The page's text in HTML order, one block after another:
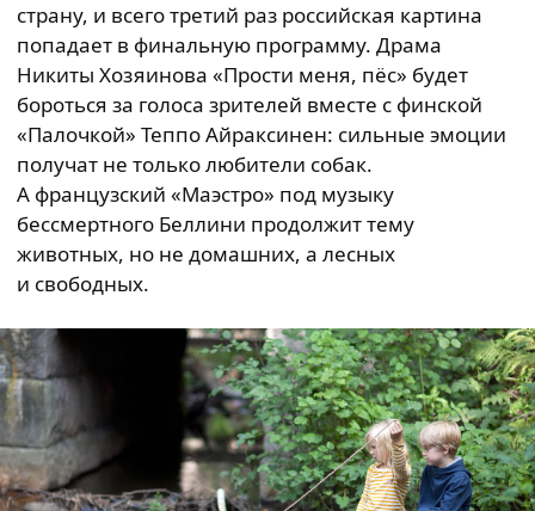
страну, и всего третий раз российская картина
попадает в финальную программу. Драма
Никиты Хозяинова «Прости меня, пёс» будет
бороться за голоса зрителей вместе с финской
«Палочкой» Теппо Айраксинен: сильные эмоции
получат не только любители собак.
А французский «Маэстро» под музыку
бессмертного Беллини продолжит тему
животных, но не домашних, а лесных
и свободных.